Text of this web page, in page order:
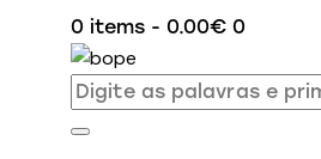
0 items - 0.00€ 0